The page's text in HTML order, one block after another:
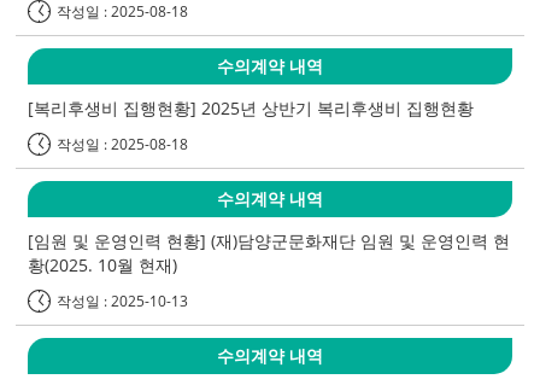
작성일 : 2025-08-18
수의계약 내역
[복리후생비 집행현황] 2025년 상반기 복리후생비 집행현황
작성일 : 2025-08-18
수의계약 내역
[임원 및 운영인력 현황] (재)담양군문화재단 임원 및 운영인력 현
황(2025. 10월 현재)
작성일 : 2025-10-13
수의계약 내역